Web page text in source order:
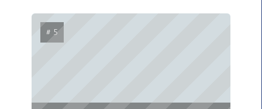
# 5